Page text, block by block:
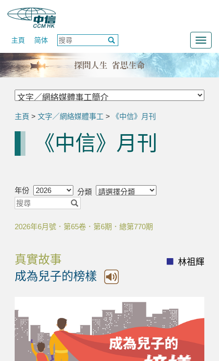
主頁 简体
主頁 > 文字／網絡媒體事工 > 《中信》月刊
《中信》月刊
年份 分類
2026年6月號．第65卷．第6期．總第770期
真實故事
成為兒子的榜樣
林祖輝